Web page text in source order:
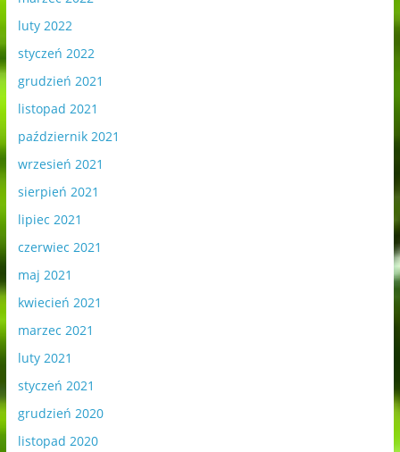
luty 2022
styczeń 2022
grudzień 2021
listopad 2021
październik 2021
wrzesień 2021
sierpień 2021
lipiec 2021
czerwiec 2021
maj 2021
kwiecień 2021
marzec 2021
luty 2021
styczeń 2021
grudzień 2020
listopad 2020